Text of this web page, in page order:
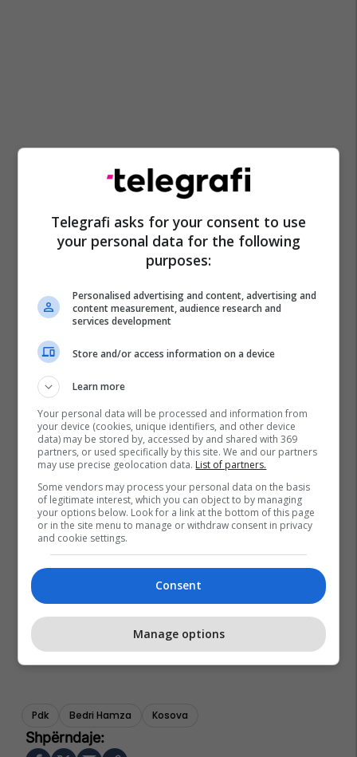
Pdk Bedri Hamza Kosova
Telegrafi asks for your consent to use
your personal data for the following
purposes:
Personalised advertising and content, advertising and
content measurement, audience research and
services development
Store and/or access information on a device
Learn more
Your personal data will be processed and information from
your device (cookies, unique identifiers, and other device
data) may be stored by, accessed by and shared with 369
partners, or used specifically by this site. We and our partners
may use precise geolocation data. List of partners.
Some vendors may process your personal data on the basis
of legitimate interest, which you can object to by managing
your options below. Look for a link at the bottom of this page
or in the site menu to manage or withdraw consent in privacy
and cookie settings.
Consent
Manage options